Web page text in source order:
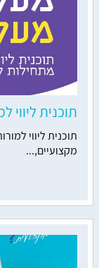
תוכנית ליווי
תוכנית ליווי
מקצועיים,...